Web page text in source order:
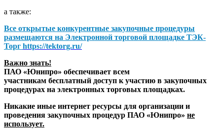
а также:
Все открытые конкурентные закупочные процедуры
размещаются на Электронной торговой площадке ТЭК-
Торг https://tektorg.ru/
Важно знать!
ПАО «Юнипро» обеспечивает всем
участникам бесплатный доступ к участию в закупочных
процедурах на электронных торговых площадках.
Никакие иные интернет ресурсы для организации и
проведения закупочных процедур ПАО «Юнипро» не
использует.